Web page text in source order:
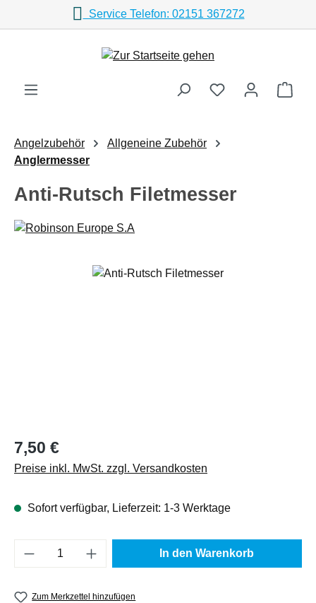
Zum Hauptinhalt springenService Telefon: 02151 367272
Angelzubehör
Allgeneine Zubehör
Anglermesser
Anti-Rutsch Filetmesser
Bildergalerie überspringen
Regulärer Preis:
7,50 €
Preise inkl. MwSt. zzgl. Versandkosten
Sofort verfügbar, Lieferzeit: 1-3 Werktage
Produkt Anzahl: Gib den gewünschten
In den Warenkorb
Zum Merkzettel hinzufügen